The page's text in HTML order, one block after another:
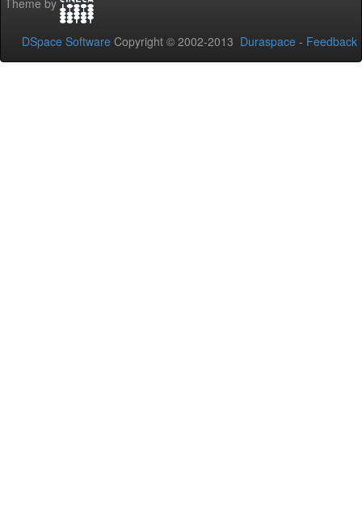
DSpace Software Copyright © 2002-2013 Duraspace - Feedback